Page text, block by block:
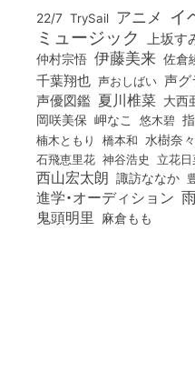
22/7 TrySail アニメ イ
ミュージック 上坂す
仲村宗悟 伊藤美来 佐倉
千葉翔也 声おしばい 声グ
声優図鑑 夏川椎菜 大西
岡咲美保 岬なこ 悠木碧
楠木ともり 橋本和 水樹奈々
石飛恵里花 神谷浩史 立花
西山宏太朗 諏訪ななか
進学・オーディション
鬼頭明里 麻倉もも